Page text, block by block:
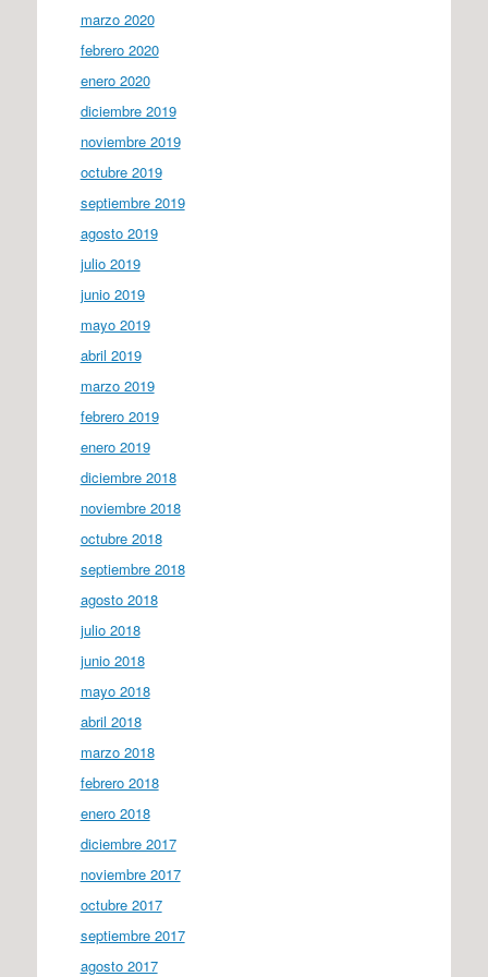
marzo 2020
febrero 2020
enero 2020
diciembre 2019
noviembre 2019
octubre 2019
septiembre 2019
agosto 2019
julio 2019
junio 2019
mayo 2019
abril 2019
marzo 2019
febrero 2019
enero 2019
diciembre 2018
noviembre 2018
octubre 2018
septiembre 2018
agosto 2018
julio 2018
junio 2018
mayo 2018
abril 2018
marzo 2018
febrero 2018
enero 2018
diciembre 2017
noviembre 2017
octubre 2017
septiembre 2017
agosto 2017